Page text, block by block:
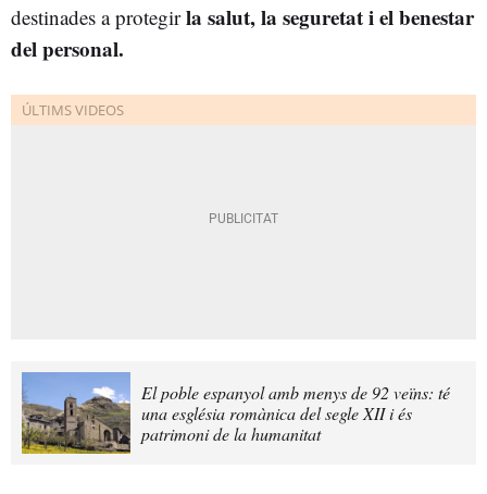
destinades a protegirla salut, la seguretat i el benestar
del personal.
El poble espanyol amb menys de 92 veïns: té
una església romànica del segle XII i és
patrimoni de la humanitat